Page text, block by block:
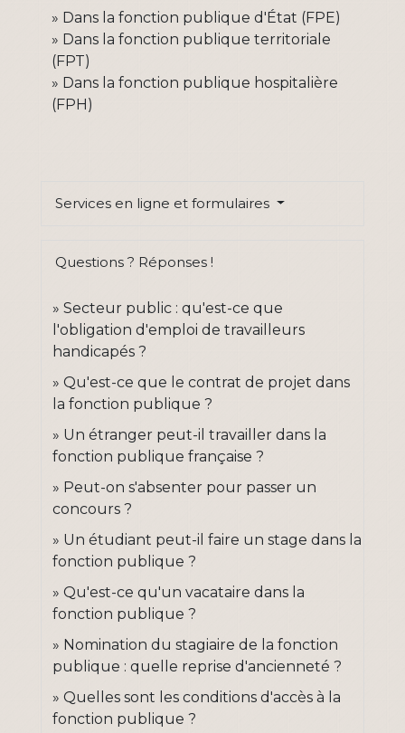
Dans la fonction publique d'État (FPE)
Dans la fonction publique territoriale
(FPT)
Dans la fonction publique hospitalière
(FPH)
Services en ligne et formulaires
Questions ? Réponses !
Secteur public : qu'est-ce que
l'obligation d'emploi de travailleurs
handicapés ?
Qu'est-ce que le contrat de projet dans
la fonction publique ?
Un étranger peut-il travailler dans la
fonction publique française ?
Peut-on s'absenter pour passer un
concours ?
Un étudiant peut-il faire un stage dans la
fonction publique ?
Qu'est-ce qu'un vacataire dans la
fonction publique ?
Nomination du stagiaire de la fonction
publique : quelle reprise d'ancienneté ?
Quelles sont les conditions d'accès à la
fonction publique ?